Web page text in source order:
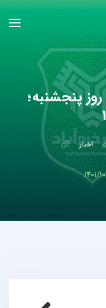
پنجشنبه؛
اخبار